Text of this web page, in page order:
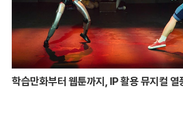
학습만화부터 웹툰까지, IP 활용 뮤지컬 열